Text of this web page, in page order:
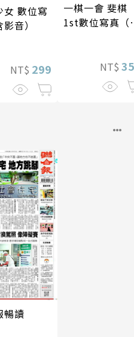
女 數位寫
音）
NT$ 299
一棋一會 斐棋
1st數位寫真（
NT$
暢讀